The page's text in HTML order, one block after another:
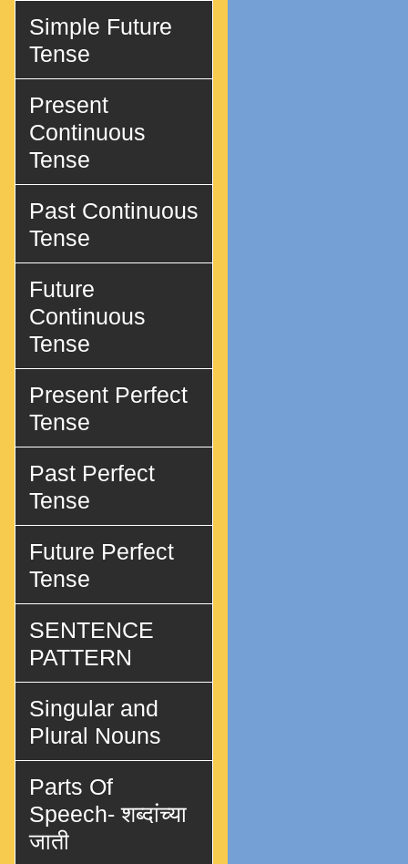
Simple Future
Tense
Present
Continuous
Tense
Past Continuous
Tense
Future
Continuous
Tense
Present Perfect
Tense
Past Perfect
Tense
Future Perfect
Tense
SENTENCE
PATTERN
Singular and
Plural Nouns
Parts Of
Speech- शब्दांच्या
जाती